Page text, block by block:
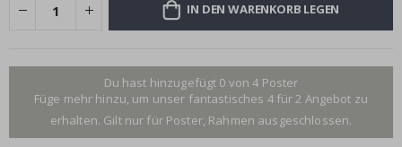
IN DEN WARENKORB LEGEN
Du hast hinzugefügt 0 von 4 Poster
Füge mehr hinzu, um unser fantastisches 4 für 2 Angebot zu
erhalten. Gilt nur für Poster, Rahmen ausgeschlossen.